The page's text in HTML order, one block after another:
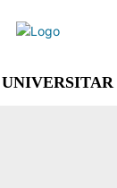
UNIVERSITAR